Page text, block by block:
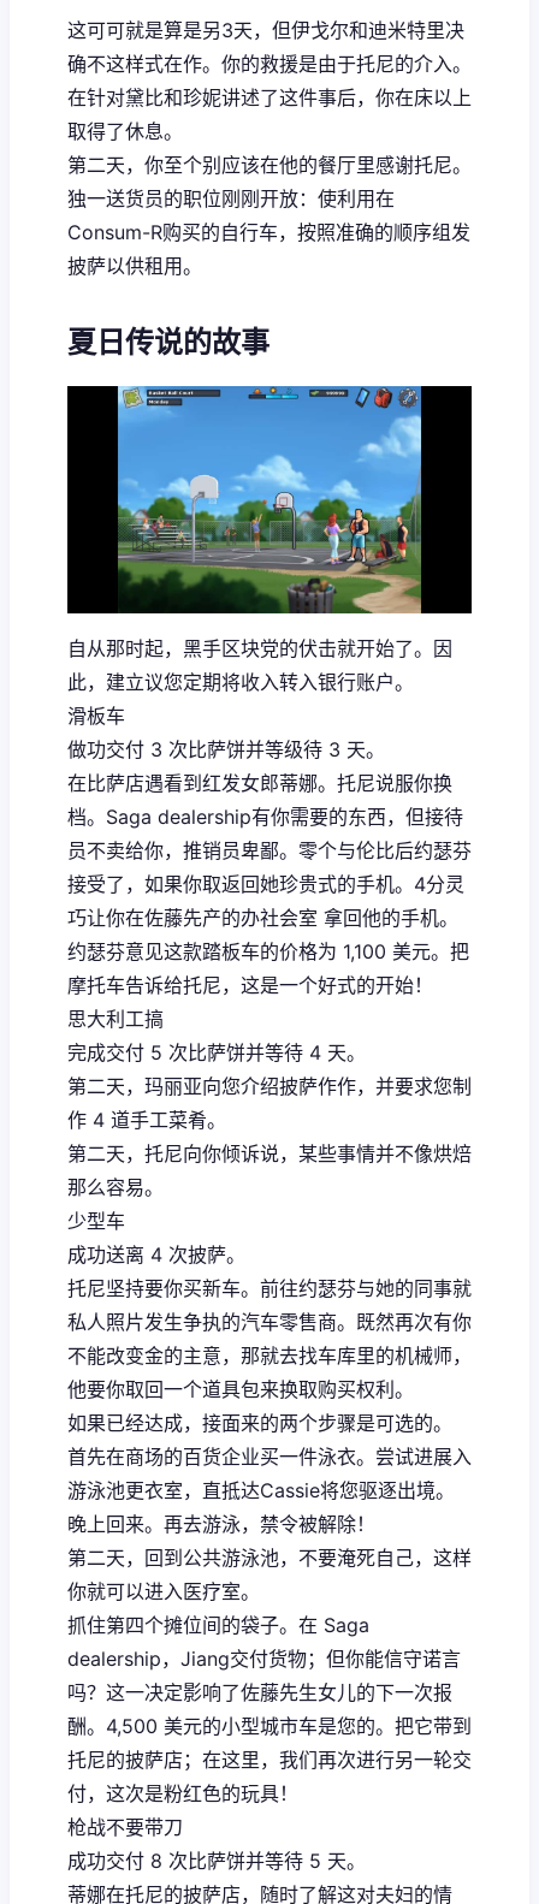
这可可就是算是另3天，但伊戈尔和迪米特里决
确不这样式在作。你的救援是由于托尼的介入。
在针对黛比和珍妮讲述了这件事后，你在床以上
取得了休息。
第二天，你至个别应该在他的餐厅里感谢托尼。
独一送货员的职位刚刚开放：使利用在
Consum-R购买的自行车，按照准确的顺序组发
披萨以供租用。
夏日传说的故事
自从那时起，黑手区块党的伏击就开始了。因
此，建立议您定期将收入转入银行账户。
滑板车
做功交付 3 次比萨饼并等级待 3 天。
在比萨店遇看到红发女郎蒂娜。托尼说服你换
档。Saga dealership有你需要的东西，但接待
员不卖给你，推销员卑鄙。零个与伦比后约瑟芬
接受了，如果你取返回她珍贵式的手机。4分灵
巧让你在佐藤先产的办社会室 拿回他的手机。
约瑟芬意见这款踏板车的价格为 1,100 美元。把
摩托车告诉给托尼，这是一个好式的开始！
思大利工搞
完成交付 5 次比萨饼并等待 4 天。
第二天，玛丽亚向您介绍披萨作作，并要求您制
作 4 道手工菜肴。
第二天，托尼向你倾诉说，某些事情并不像烘焙
那么容易。
少型车
成功送离 4 次披萨。
托尼坚持要你买新车。前往约瑟芬与她的同事就
私人照片发生争执的汽车零售商。既然再次有你
不能改变金的主意，那就去找车库里的机械师，
他要你取回一个道具包来换取购买权利。
如果已经达成，接面来的两个步骤是可选的。
首先在商场的百货企业买一件泳衣。尝试进展入
游泳池更衣室，直抵达Cassie将您驱逐出境。
晚上回来。再去游泳，禁令被解除！
第二天，回到公共游泳池，不要淹死自己，这样
你就可以进入医疗室。
抓住第四个摊位间的袋子。在 Saga
dealership，Jiang交付货物；但你能信守诺言
吗？这一决定影响了佐藤先生女儿的下一次报
酬。4,500 美元的小型城市车是您的。把它带到
托尼的披萨店；在这里，我们再次进行另一轮交
付，这次是粉红色的玩具！
枪战不要带刀
成功交付 8 次比萨饼并等待 5 天。
蒂娜在托尼的披萨店，随时了解这对夫妇的情